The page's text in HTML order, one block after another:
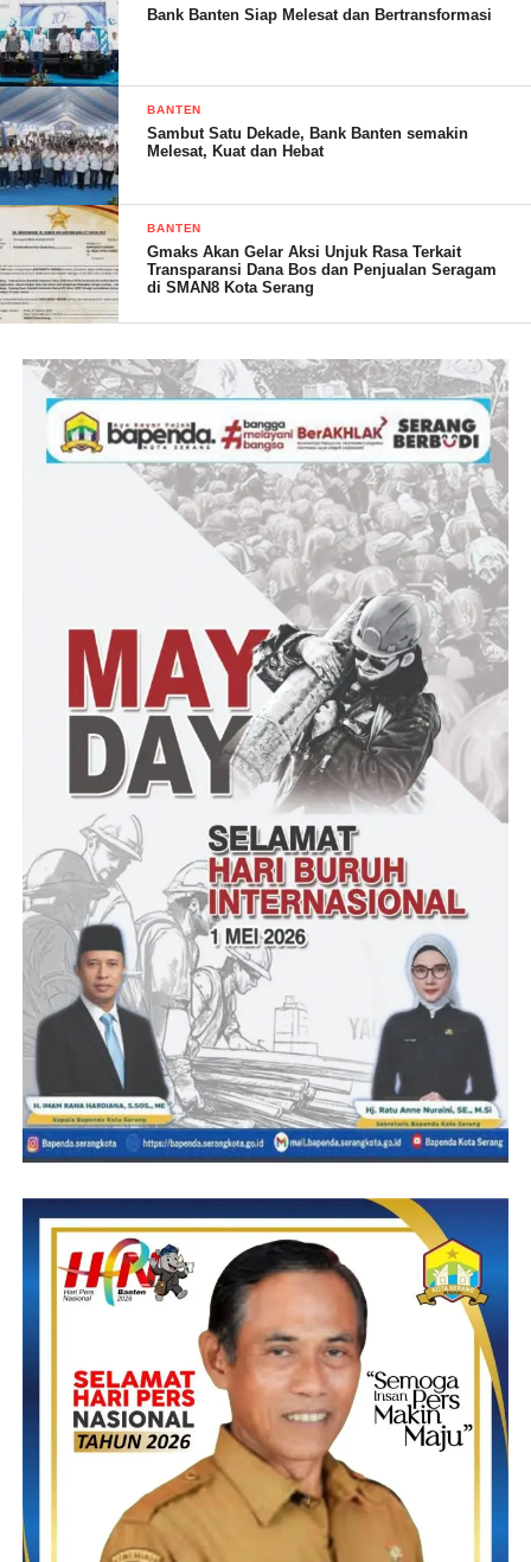
Bank Banten Siap Melesat dan Bertransformasi
BANTEN
Sambut Satu Dekade, Bank Banten semakin
Melesat, Kuat dan Hebat
BANTEN
Gmaks Akan Gelar Aksi Unjuk Rasa Terkait
Transparansi Dana Bos dan Penjualan Seragam
di SMAN8 Kota Serang